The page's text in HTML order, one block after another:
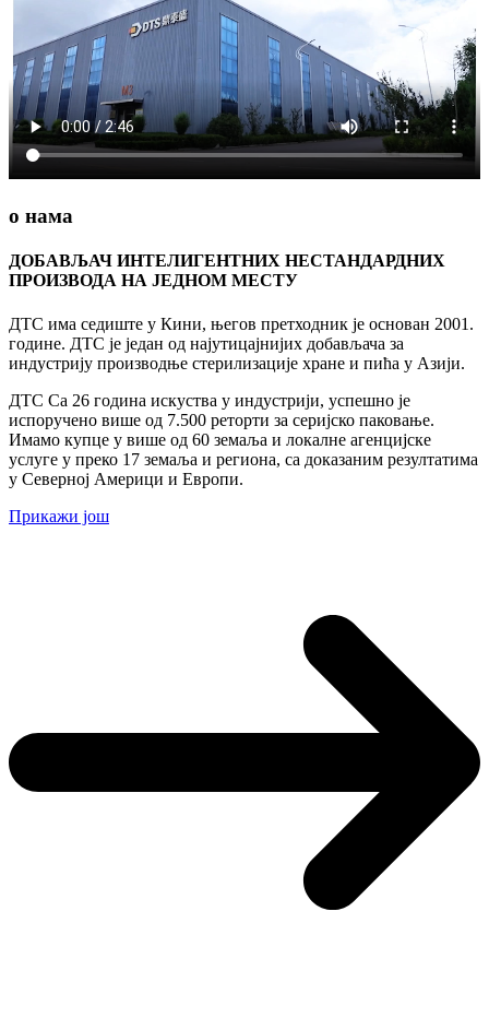
о нама
ДОБАВЉАЧ ИНТЕЛИГЕНТНИХ НЕСТАНДАРДНИХ
ПРОИЗВОДА НА ЈЕДНОМ МЕСТУ
ДТС има седиште у Кини, његов претходник је основан 2001.
године. ДТС је један од најутицајнијих добављача за
индустрију производње стерилизације хране и пића у Азији.
ДТС Са 26 година искуства у индустрији, успешно је
испоручено више од 7.500 реторти за серијско паковање.
Имамо купце у више од 60 земаља и локалне агенцијске
услуге у преко 17 земаља и региона, са доказаним резултатима
у Северној Америци и Европи.
Прикажи још